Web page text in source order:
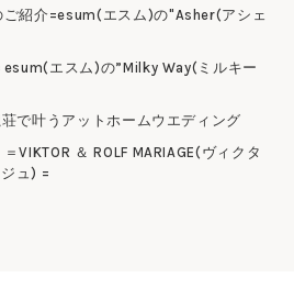
ご紹介=esum(エスム)の"Asher(アシェ
エスム)の”Milky Way(ミルキー
で叶うアットホームウエディング
＆ ROLF MARIAGE(ヴィクタ
ュ) =